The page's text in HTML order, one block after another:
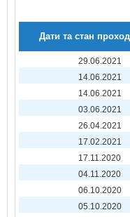
Дати та стан
29.06.2021
14.06.2021
14.06.2021
03.06.2021
26.04.2021
17.02.2021
17.11.2020
04.11.2020
06.10.2020
05.10.2020